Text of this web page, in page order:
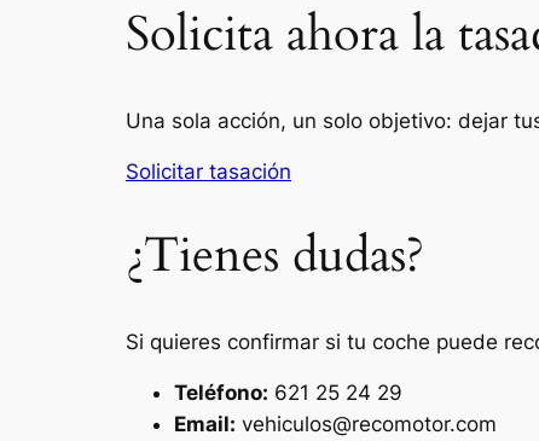
Solicita ahora la
Una sola acción, un solo objetivo: dejar
Solicitar tasación
¿Tienes dudas?
Si quieres confirmar si tu coche puede
Teléfono: 621 25 24 29
Email: vehiculos@recomotor.com